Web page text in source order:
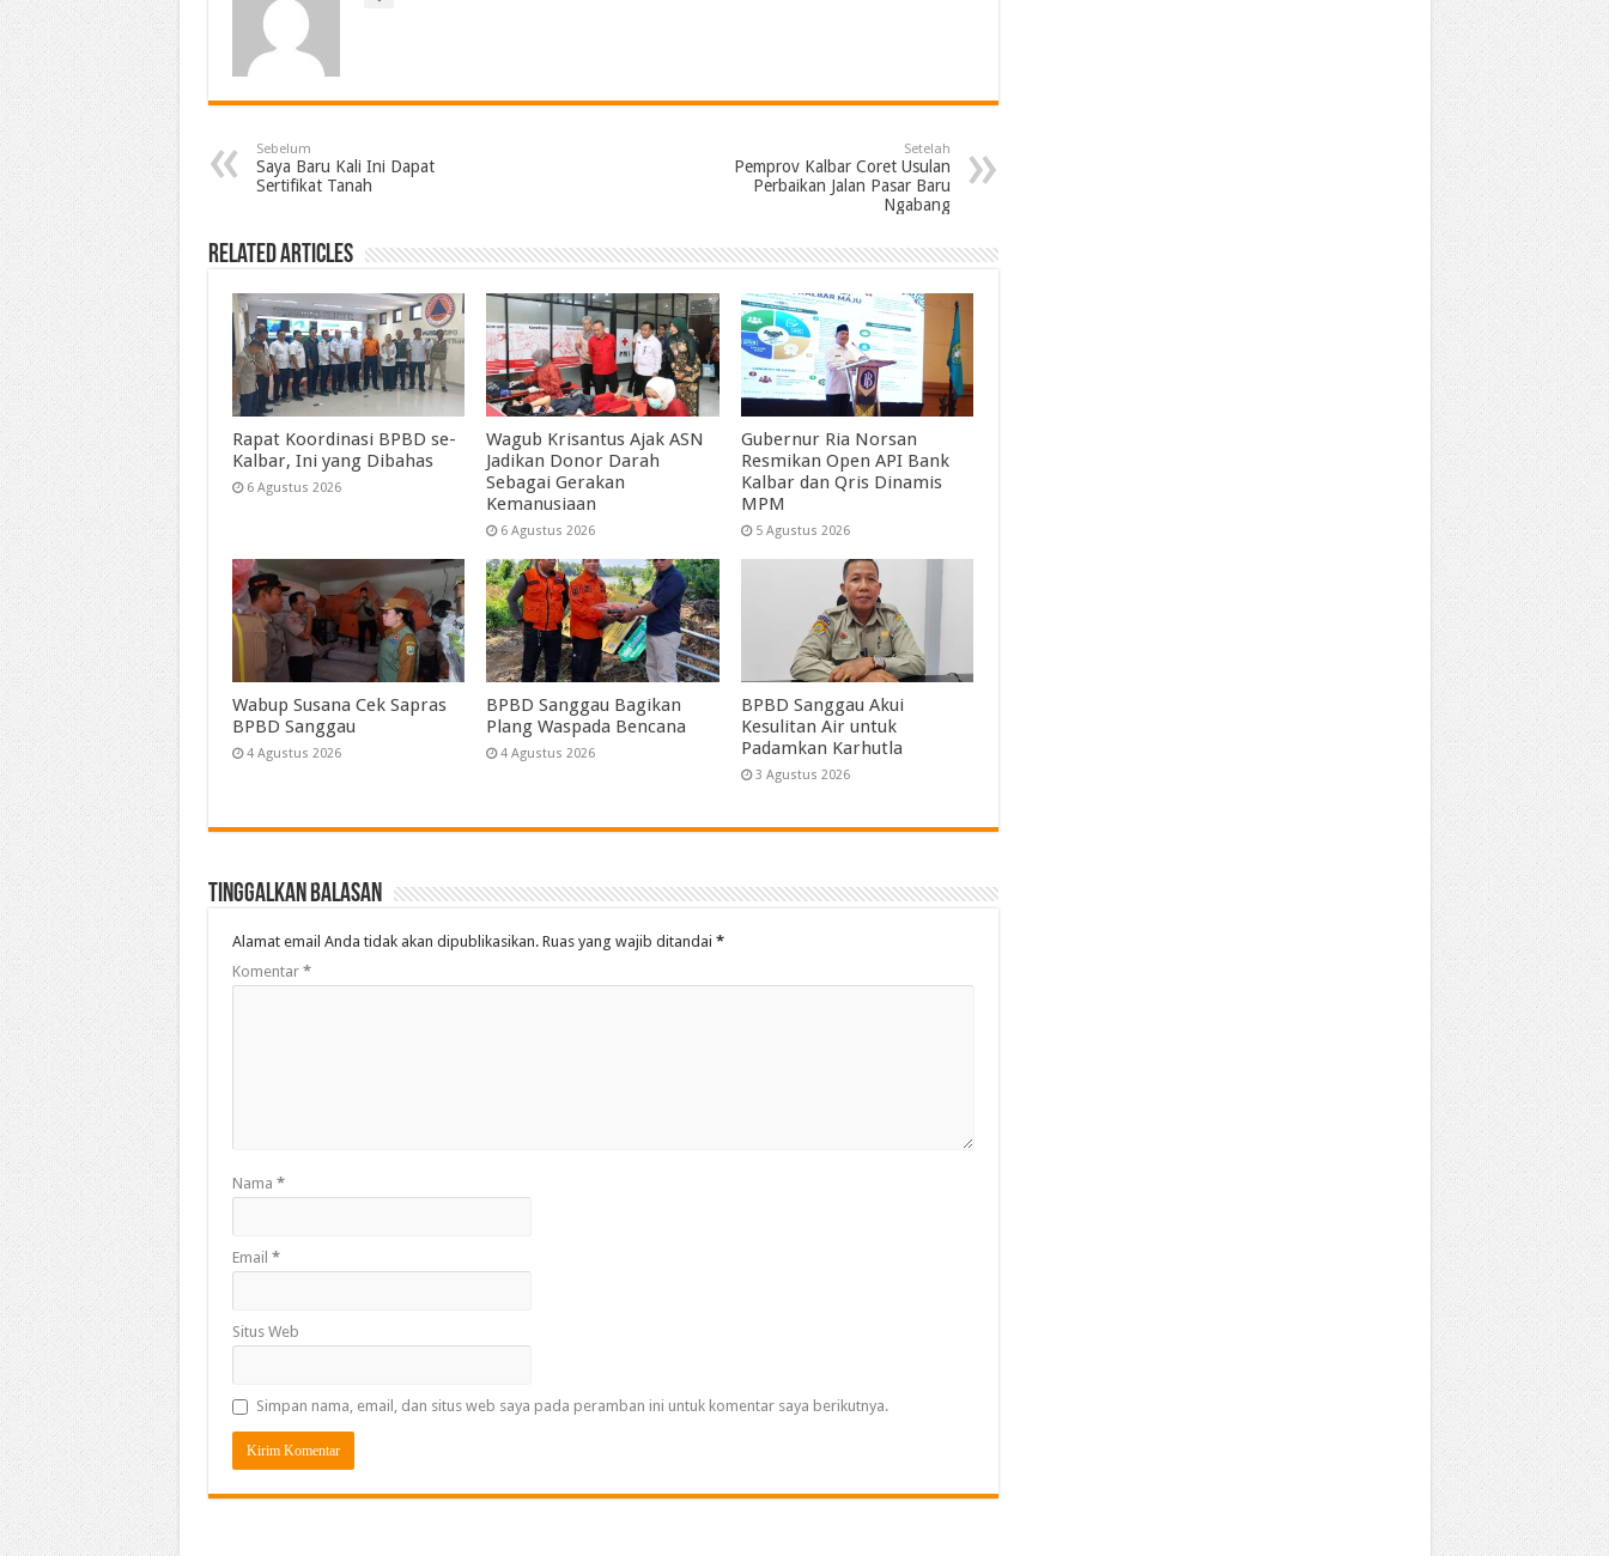
Sebelum
Saya Baru Kali Ini Dapat
Sertifikat Tanah
Setelah
Pemprov Kalbar Coret Usulan
Perbaikan Jalan Pasar Baru
Ngabang
Related Articles
Rapat Koordinasi BPBD se-
Kalbar, Ini yang Dibahas
6 Agustus 2026
Wagub Krisantus Ajak ASN
Jadikan Donor Darah
Sebagai Gerakan
Kemanusiaan
6 Agustus 2026
Gubernur Ria Norsan
Resmikan Open API Bank
Kalbar dan Qris Dinamis
MPM
5 Agustus 2026
Wabup Susana Cek Sapras
BPBD Sanggau
4 Agustus 2026
BPBD Sanggau Bagikan
Plang Waspada Bencana
4 Agustus 2026
BPBD Sanggau Akui
Kesulitan Air untuk
Padamkan Karhutla
3 Agustus 2026
Tinggalkan Balasan
Alamat email Anda tidak akan dipublikasikan. Ruas yang wajib ditandai *
Komentar *
Nama *
Email *
Situs Web
Simpan nama, email, dan situs web saya pada peramban ini untuk komentar saya berikutnya.